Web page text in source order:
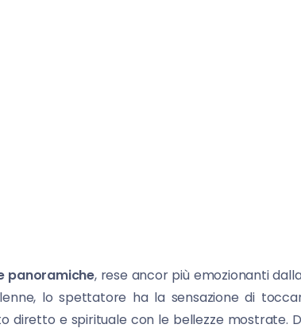
panoramiche, rese ancor più emozionanti
lo spettatore ha la sensazione di
diretto e spirituale con le bellezze mostrate.